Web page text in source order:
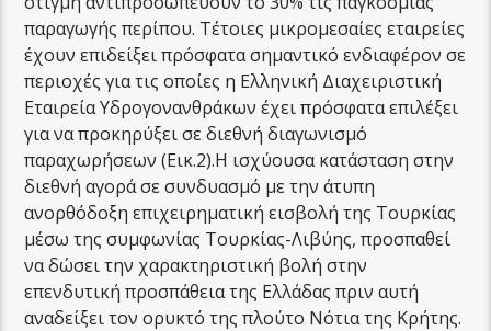
παραγωγής περίπου. Τέτοιες μικρομεσαίες εταιρείες
έχουν επιδείξει πρόσφατα σημαντικό ενδιαφέρον σε
περιοχές για τις οποίες η Ελληνική Διαχειριστική
Εταιρεία Υδρογονανθράκων έχει πρόσφατα επιλέξει
για να προκηρύξει σε διεθνή διαγωνισμό
παραχωρήσεων (Εικ.2).Η ισχύουσα κατάσταση στην
διεθνή αγορά σε συνδυασμό με την άτυπη
ανορθόδοξη επιχειρηματική εισβολή της Τουρκίας
μέσω της συμφωνίας Τουρκίας-Λιβύης, προσπαθεί
να δώσει την χαρακτηριστική βολή στην
επενδυτική προσπάθεια της Ελλάδας πριν αυτή
αναδείξει τον ορυκτό της πλούτο Νότια της Κρήτης.